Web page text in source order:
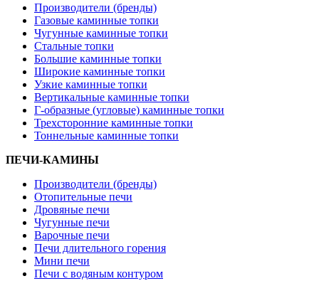
Производители (бренды)
Газовые каминные топки
Чугунные каминные топки
Стальные топки
Большие каминные топки
Широкие каминные топки
Узкие каминные топки
Вертикальные каминные топки
Г-образные (угловые) каминные топки
Трехсторонние каминные топки
Тоннельные каминные топки
ПЕЧИ-КАМИНЫ
Производители (бренды)
Отопительные печи
Дровяные печи
Чугунные печи
Варочные печи
Печи длительного горения
Мини печи
Печи с водяным контуром